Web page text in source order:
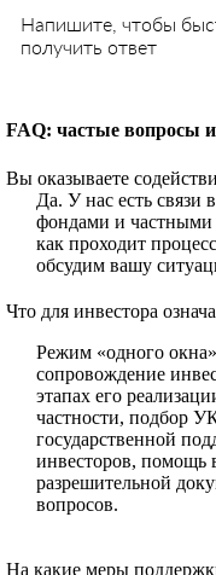
Напишите, чтобы
получить ответ
FAQ: частые вопросы
Вы оказываете
Да. У нас есть связи
фондами и частными
как проходит
обсудим вашу
Что для инвестора
Режим «одного
сопровождение
этапах его
частности, подбор
государственной
инвесторов, помощь
разрешительной
вопросов.
На какие меры